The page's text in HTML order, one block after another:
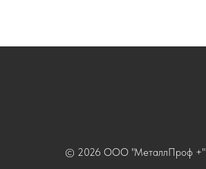
© 2026 ООО "МеталлПроф +"